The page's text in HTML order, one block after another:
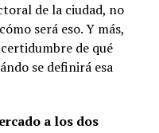
de la ciudad, no
será eso. Y más,
de qué
se definirá esa
a los dos